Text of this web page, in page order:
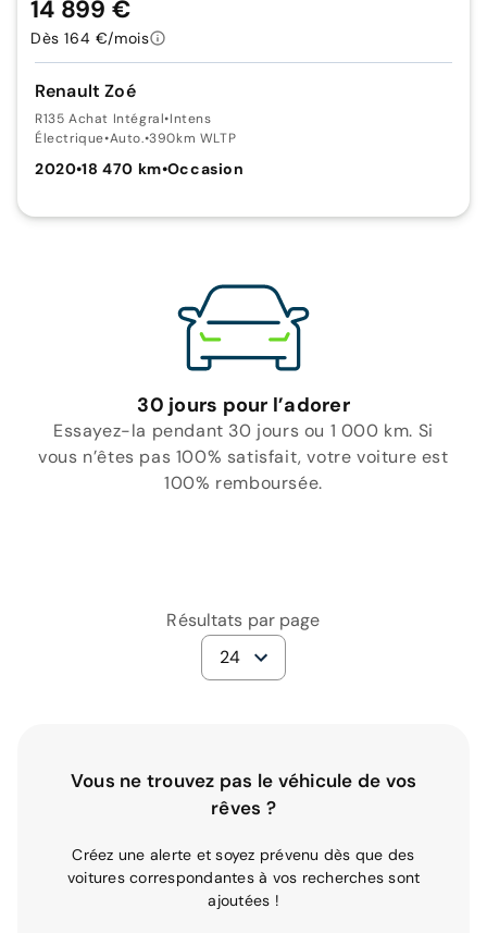
Renault Zoé
R135 Achat Intégral•Intens
Électrique•Auto.•390km WLTP
2020•18 470 km•Occasion
14 899 €
Dès 164 €/mois
30 jours pour l’adorer
Essayez-la pendant 30 jours ou 1 000 km. Si
vous n’êtes pas 100% satisfait, votre voiture est
100% remboursée.
Résultats par page
24
Vous ne trouvez pas le véhicule de vos
rêves ?
Créez une alerte et soyez prévenu dès que des
voitures correspondantes à vos recherches sont
ajoutées !